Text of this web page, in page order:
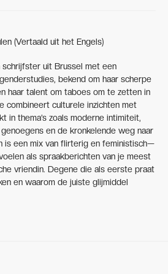
(Vertaald uit het Engels)
schrijfster uit Brussel met een
bekend om haar scherpe
haar talent om taboes om te zetten in
combineert culturele inzichten met
in thema’s zoals moderne intimiteit,
en de kronkelende weg naar
is een mix van flirterig en feministisch—
als spraakberichten van je meest
vriendin. Degene die als eerste praat
en waarom de juiste glijmiddel